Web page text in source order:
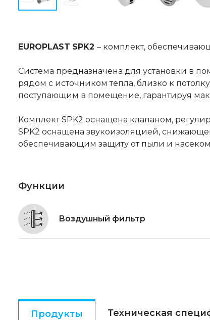
EUROPLAST SPK2 – комплект,
Система предназначена для установки в
рядом с источником тепла, близко к
поступающим в помещение, гарантируя
Комплект SPK2 оснащена клапаном,
SPK2 оснащена звукоизоляцией,
обеспечивающим защиту от пыли и
Функции
Воздушный фильтр
Продукты Техническая